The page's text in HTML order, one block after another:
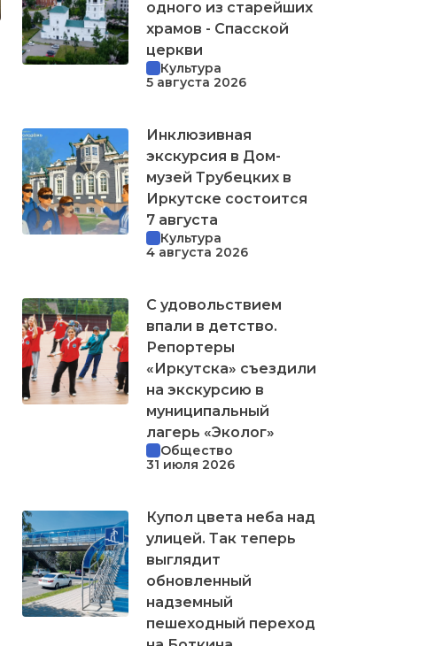
одного из старейших
храмов - Спасской
церкви
Культура
5 августа 2026
Инклюзивная
экскурсия в Дом-
музей Трубецких в
Иркутске состоится
7 августа
Культура
4 августа 2026
С удовольствием
впали в детство.
Репортеры
«Иркутска» съездили
на экскурсию в
муниципальный
лагерь «Эколог»
Общество
31 июля 2026
Купол цвета неба над
улицей. Так теперь
выглядит
обновленный
надземный
пешеходный переход